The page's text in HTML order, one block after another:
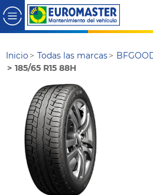
Inicio Todas las marcas
185/65 R15 88H